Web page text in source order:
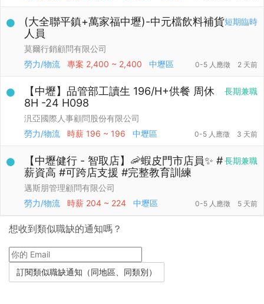
短期臨時
(大全聯平鎮+萬家福中壢)-中元檔飲料補貨
人員
莫爾行銷顧問有限公司
勞力/物流
專案 2,400 ~ 2,400 中壢區 0-5 人應徵 2 天前
長期兼職
【中壢】品管部工讀生 196/H+供餐 周休
8H -24 H098
汎亞國際人事顧問股份有限公司
勞力/物流
時薪 196 ~ 196 中壢區 0-5 人應徵 3 天前
長期兼職
【中壢健行 - 智取店】🦐蝦皮門市店員✨ #
薪資高 #可跨店支援 #完整教育訓練
邁斯朋管理顧問有限公司
勞力/物流
時薪 204 ~ 224 中壢區 0-5 人應徵 5 天前
想收到類似職缺的通知嗎？